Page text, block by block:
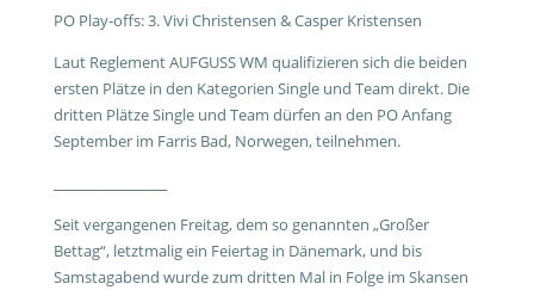
PO Play-offs: 3. Vivi Christensen & Casper Kristensen
Laut Reglement AUFGUSS WM qualifizieren sich die beiden
ersten Plätze in den Kategorien Single und Team direkt. Die
dritten Plätze Single und Team dürfen an den PO Anfang
September im Farris Bad, Norwegen, teilnehmen.
Seit vergangenen Freitag, dem so genannten „Großer
Bettag“, letztmalig ein Feiertag in Dänemark, und bis
Samstagabend wurde zum dritten Mal in Folge im Skansen